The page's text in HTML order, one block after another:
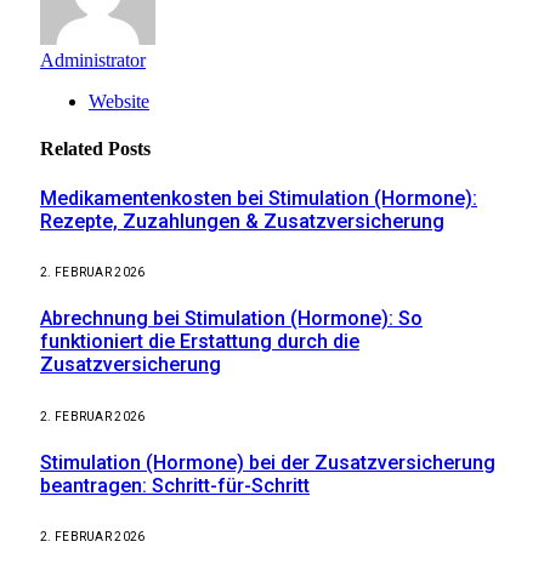
Administrator
Website
Related Posts
Medikamentenkosten bei Stimulation (Hormone):
Rezepte, Zuzahlungen & Zusatzversicherung
2. FEBRUAR 2026
Abrechnung bei Stimulation (Hormone): So
funktioniert die Erstattung durch die
Zusatzversicherung
2. FEBRUAR 2026
Stimulation (Hormone) bei der Zusatzversicherung
beantragen: Schritt-für-Schritt
2. FEBRUAR 2026